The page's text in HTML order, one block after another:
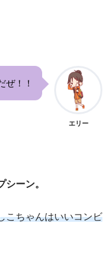
ぜ！！
エリー
ーン。
こちゃんはいいコンビ